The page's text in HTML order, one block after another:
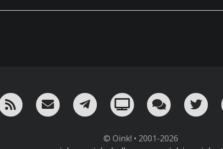
RSS ¡Mándame un email!
¡Nuestro canal en
Oink! TV Charla
© Oink! • 2001-2026